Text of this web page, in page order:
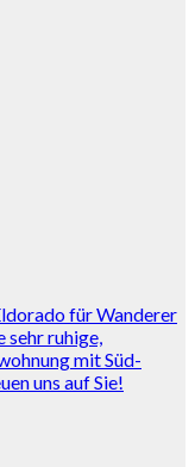
für Wanderer
sehr ruhige,
mit Süd-
uns auf Sie!